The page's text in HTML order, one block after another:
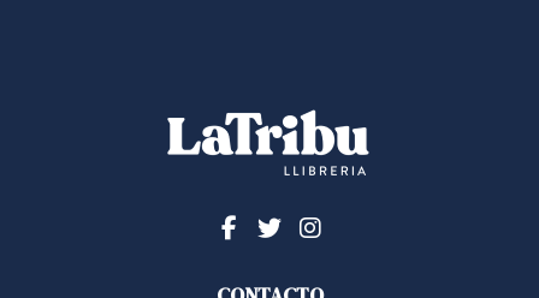
Legitimación: está basada en el consentimiento que se le
solicita a través de la correspondiente casilla de
Criterios de conservación de los datos: se conservarán
suprimirán con medidas de seguridad adecuadas para
garantizar la seudonimización de los datos.
Derechos que asisten al Usuario: